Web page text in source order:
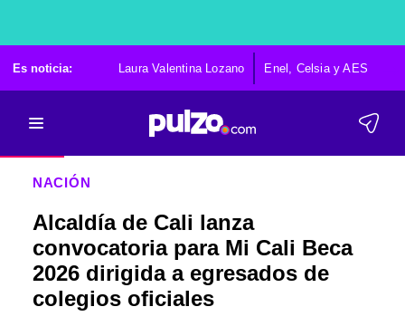
Es noticia: Laura Valentina Lozano Enel, Celsia y AES
NACIÓN
Alcaldía de Cali lanza
convocatoria para Mi Cali Beca
2026 dirigida a egresados de
colegios oficiales